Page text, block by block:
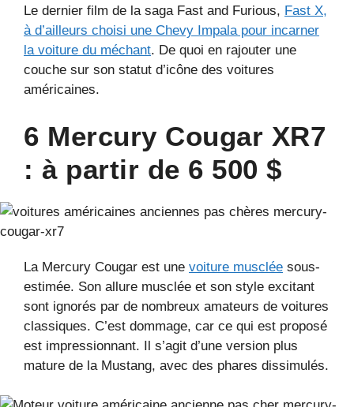
Le dernier film de la saga Fast and Furious, Fast X,
à d’ailleurs choisi une Chevy Impala pour incarner
la voiture du méchant. De quoi en rajouter une
couche sur son statut d’icône des voitures
américaines.
6 Mercury Cougar XR7
: à partir de 6 500 $
La Mercury Cougar est une voiture musclée sous-
estimée. Son allure musclée et son style excitant
sont ignorés par de nombreux amateurs de voitures
classiques. C’est dommage, car ce qui est proposé
est impressionnant. Il s’agit d’une version plus
mature de la Mustang, avec des phares dissimulés.